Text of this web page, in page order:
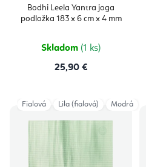
Bodhi Leela Yantra joga
podložka 183 x 6 cm x 4 mm
produktu
je
4,8
Skladom (1 ks)
25,90 €
Fialová Lila (fialová) Modrá